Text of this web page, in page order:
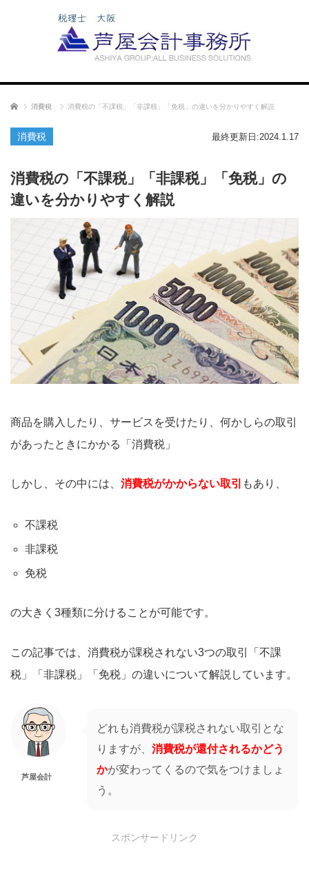
消費税
消費税の「不課税」「非課税」「免税」の違いを分かりやすく解説
消費税 最終更新日:2024.1.17
消費税の「不課税」「非課税」「免税」の
違いを分かりやすく解説
商品を購入したり、サービスを受けたり、何かしらの取引
があったときにかかる「消費税」
しかし、その中には、 消費税がかからない取引 もあり、
不課税
非課税
免税
の大きく3種類に分けることが可能です。
この記事では、消費税が課税されない3つの取引「不課
税」「非課税」「免税」の違いについて解説しています。
芦屋会計
どれも消費税が課税されない取引とな
りますが、 消費税が還付されるかどう
かが変わってくるので気をつけましょ
う。
スポンサードリンク